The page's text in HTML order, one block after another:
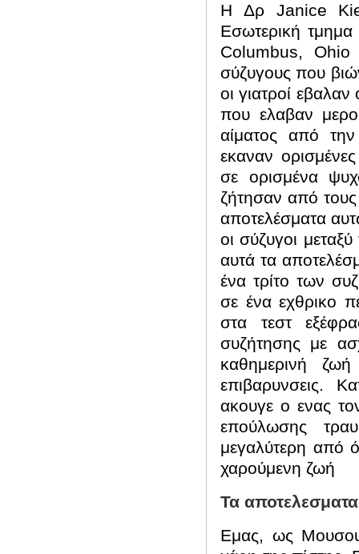
Η Δρ
Janice
Εσωτερική τμημα
Columbus, Ohio
σύζυγους που
οι γιατροί
που ελαβαν
αίματος από
εκαναν
σε ορισμένα
ζήτησαν από
αποτελέσματα
οι σύζυγοι
αυτά τα
ένα τρίτο των
σε ένα εχθρικο
στα τεστ
συζήτησης με
καθημερινή ζωή
επιβαρυνσεις.
ακουγε ο ενας
επούλωσης
μεγαλύτερη από
χαρούμενη ζωή
Τα
Εμας, ως